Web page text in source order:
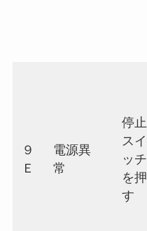
９
Ｅ
電源異
常
停止
スイ
ッチ
を押
す